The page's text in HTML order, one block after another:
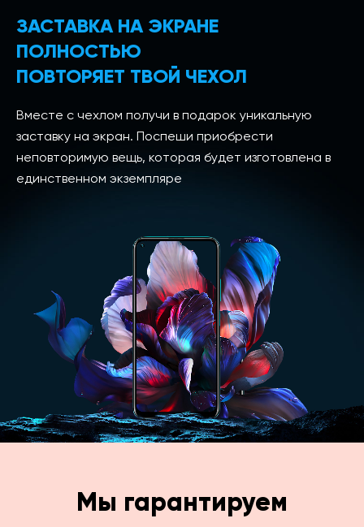
ЗАСТАВКА НА ЭКРАНЕ
ПОЛНОСТЬЮ
ПОВТОРЯЕТ ТВОЙ ЧЕХОЛ
Вместе с чехлом получи в подарок уникальную
заставку на экран. Поспеши приобрести
неповторимую вещь, которая будет изготовлена в
единственном экземпляре
Мы гарантируем